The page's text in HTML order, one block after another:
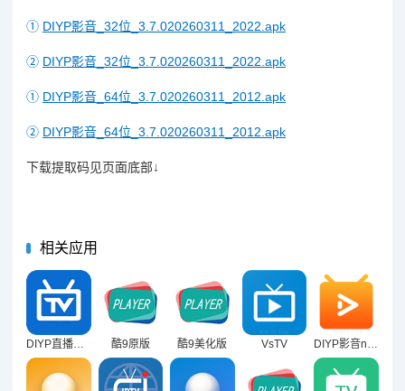
① DIYP影音_32位_3.7.020260311_2022.apk
② DIYP影音_32位_3.7.020260311_2022.apk
① DIYP影音_64位_3.7.020260311_2012.apk
② DIYP影音_64位_3.7.020260311_2012.apk
下载提取码见页面底部↓
相关应用
DIYP直播壳 (隐接口版) 酷9原版 酷9美化版 VsTV DIYP影音new